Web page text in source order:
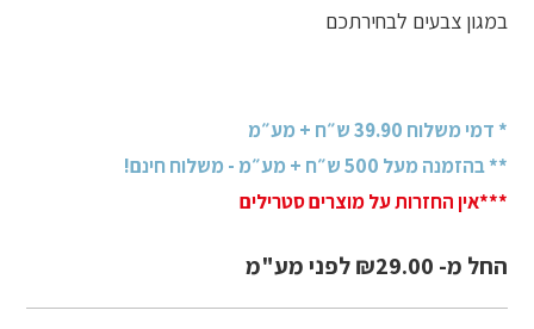
במגון צבעים לבחירתכם
* דמי משלוח 39.90 ש״ח + מע״מ
** בהזמנה מעל 500 ש״ח + מע״מ - משלוח חינם!
***אין החזרות על מוצרים סטרילים
החל מ- ₪29.00 לפני מע"מ